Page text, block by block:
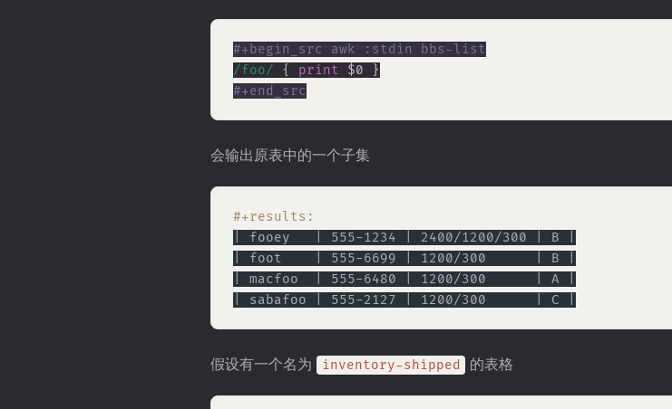
/foo/ { print
#+end_src
会输出原表中的一个子集
#+results:
| fooey   | 555-1234 | 2400/1200/300 | B |
| foot    | 555-6699 | 1200/300      | B |
| macfoo  | 555-6480 | 1200/300      | A |
| sabafoo | 555-2127 | 1200/300      | C |
假设有一个名为 inventory-shipped 的表格